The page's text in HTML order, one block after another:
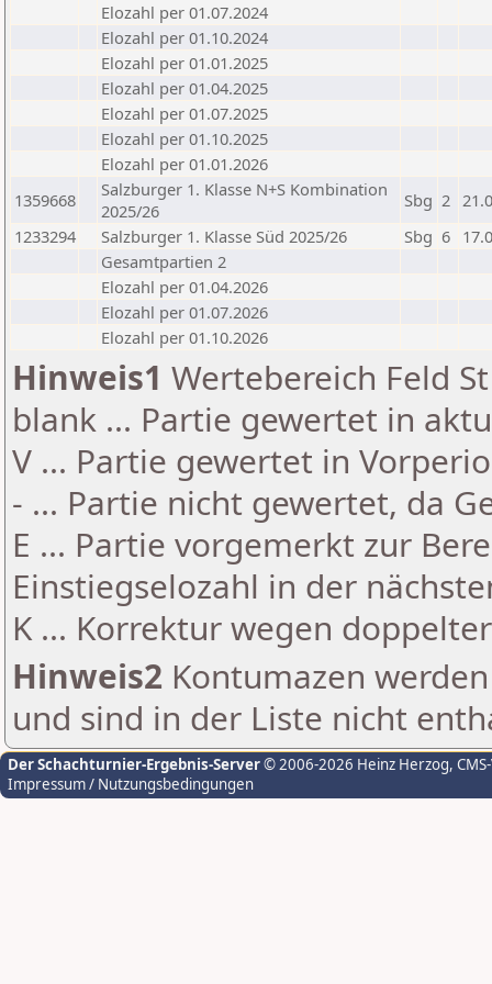
Elozahl per 01.07.2024
Elozahl per 01.10.2024
Elozahl per 01.01.2025
Elozahl per 01.04.2025
Elozahl per 01.07.2025
Elozahl per 01.10.2025
Elozahl per 01.01.2026
1359668
Salzburger 1. Klasse N+S Kombination
2025/26
Sbg 2
1233294
Salzburger 1. Klasse Süd 2025/26 Sbg 6
Gesamtpartien 2
Elozahl per 01.04.2026
Elozahl per 01.07.2026
Elozahl per 01.10.2026
Hinweis1 Wertebereich Feld
blank ... Partie gewertet in
V ... Partie gewertet in
- ... Partie nicht gewertet, da
E ... Partie vorgemerkt zur
Einstiegselozahl in der
K ... Korrektur wegen
Hinweis2 Kontumazen
und sind in der Liste nicht
Der Schachturnier-Ergebnis-Server© 2006-2026 Heinz Herzog,
Impressum / Nutzungsbedingungen